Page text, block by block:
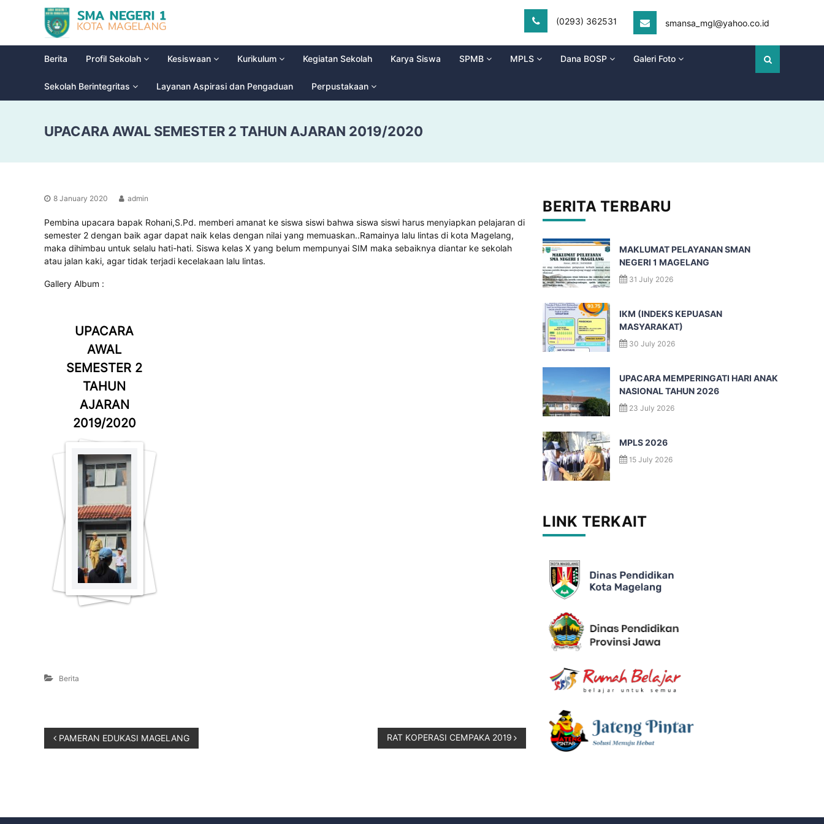
A
N
g
e
i
M
l
a
n
g
i
o
l
i
o
l
(0293) 362531 smansa_mgl@yahoo.co.id
Berita Profil Sekolah Kesiswaan Kurikulum Kegiatan Sekolah Karya Siswa SPMB MPLS Dana BOSP Galeri Foto
Sekolah Berintegritas Layanan Aspirasi dan Pengaduan Perpustakaan
UPACARA AWAL SEMESTER 2 TAHUN AJARAN 2019/2020
8 January 2020 admin
Pembina upacara bapak Rohani,S.Pd. memberi amanat ke siswa siswi bahwa siswa siswi harus menyiapkan pelajaran di
semester 2 dengan baik agar dapat naik kelas dengan nilai yang memuaskan..Ramainya lalu lintas di kota Magelang,
maka dihimbau untuk selalu hati-hati. Siswa kelas X yang belum mempunyai SIM maka sebaiknya diantar ke sekolah
atau jalan kaki, agar tidak terjadi kecelakaan lalu lintas.
Gallery Album :
UPACARA
AWAL
SEMESTER 2
TAHUN
AJARAN
2019/2020
Berita
PAMERAN EDUKASI MAGELANG RAT KOPERASI CEMPAKA 2019
BERITA TERBARU
MAKLUMAT PELAYANAN SMAN
NEGERI 1 MAGELANG
31 July 2026
IKM (INDEKS KEPUASAN
MASYARAKAT)
30 July 2026
UPACARA MEMPERINGATI HARI ANAK
NASIONAL TAHUN 2026
23 July 2026
MPLS 2026
15 July 2026
LINK TERKAIT